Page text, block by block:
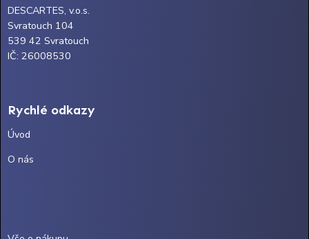
DESCARTES, v.o.s.
Svratouch 104
539 42 Svratouch
IČ: 26008530
Rychlé odkazy
Úvod
O nás